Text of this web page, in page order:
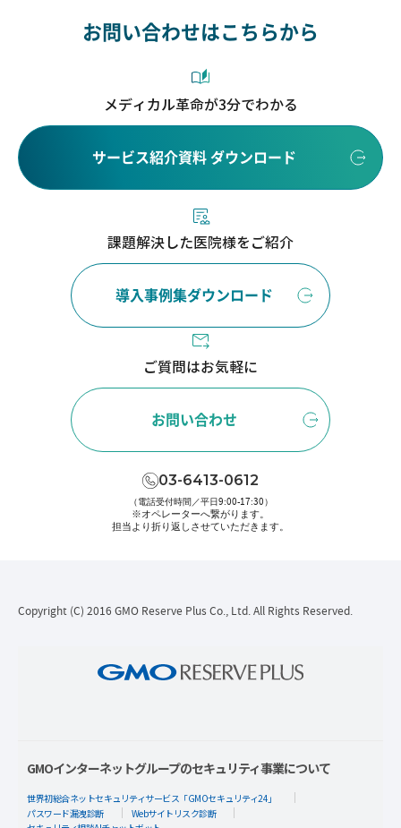
お問い合わせはこちらから
メディカル革命が3分でわかる
サービス紹介資料 ダウンロード
課題解決した医院様をご紹介
導入事例集ダウンロード
ご質問はお気軽に
お問い合わせ
03-6413-0612
（電話受付時間／平日9:00-17:30）
※オペレーターへ繋がります。
担当より折り返しさせていただきます。
Copyright (C) 2016 GMO Reserve Plus Co., Ltd. All Rights Reserved.
GMOインターネットグループのセキュリティ事業について
世界初総合ネットセキュリティサービス「GMOセキュリティ24」
パスワード漏洩診断
Webサイトリスク診断